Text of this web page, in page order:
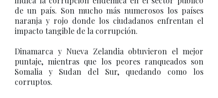
de un país. Son mucho más numerosos los países
naranja y rojo donde los ciudadanos enfrentan el
impacto tangible de la corrupción.
Dinamarca y Nueva Zelandia obtuvieron el mejor
puntaje, mientras que los peores ranqueados son
Somalia y Sudan del Sur, quedando como los
corruptos.